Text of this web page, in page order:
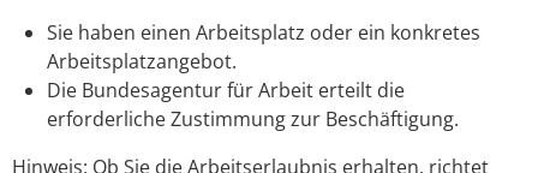
Sie haben einen Arbeitsplatz oder ein konkretes
Arbeitsplatzangebot.
Die Bundesagentur für Arbeit erteilt die
erforderliche Zustimmung zur Beschäftigung.
Hinweis: Ob Sie die Arbeitserlaubnis erhalten, richtet